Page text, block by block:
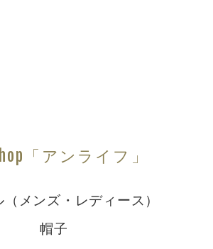
「アンライフ」
（メンズ・レディース）
帽子